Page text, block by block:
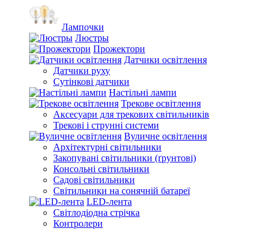
Лампочки
Люстры
Прожектори
Датчики освітлення
Датчики руху
Сутінкові датчики
Настільні лампи
Трекове освітлення
Аксесуари для трекових світильників
Трекові і струнні системи
Вуличне освітлення
Архітектурні світильники
Закопувані світильники (ґрунтові)
Консольні світильники
Садові світильники
Світильники на сонячній батареї
LED-лента
Світлодіодна стрічка
Контролери